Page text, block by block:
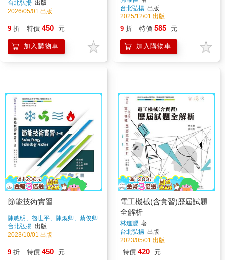
著
台北弘揚 出版
2026/05/01 出版
9 折 特價 450 元
加入購物車
台北弘揚 出版
2025/12/01 出版
9 折 特價 585 元
加入購物車
節能技術實習
陳聰明、魯世平、陳煥卿、蔡俊卿
著
台北弘揚 出版
2023/10/01 出版
9 折 特價 450 元
電工機械(含實習)歷屆試題
全解析
林進豐 著
台北弘揚 出版
2023/05/01 出版
特價 420 元